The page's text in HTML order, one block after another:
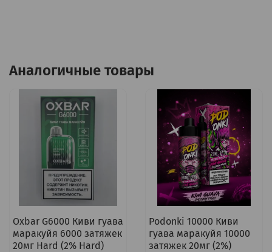
Аналогичные товары
Oxbar G6000 Киви гуава
маракуйя 6000 затяжек
20мг Hard (2% Hard)
Podonki 10000 Киви
гуава маракуйя 10000
затяжек 20мг (2%)